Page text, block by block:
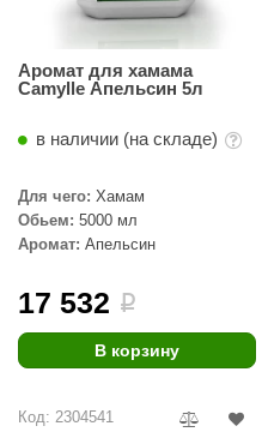
Аромат для хамама
Camylle Апельсин 5л
в наличии (на складе)
Для чего: Хамам
Обьем: 5000 мл
Аромат: Апельсин
17 532 i
В корзину
Код: 2304541